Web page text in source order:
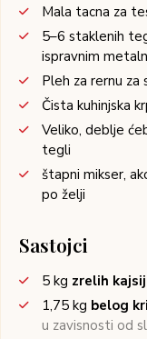
Mala tacna za
5–6 staklenih
ispravnim
Pleh za rernu
Čista kuhinjska
Veliko, deblje
tegli
štapni mikser,
po želji
Sastojci
5 kg zrelih
1,75 kg belog
u zavisnosti od